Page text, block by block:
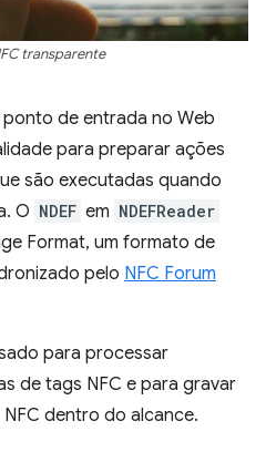
transparente
ponto de entrada no Web
para preparar ações
são executadas quando
O NDEF em NDEFReader
Format, um formato de
pelo NFC Forum
para processar
de tags NFC e para gravar
dentro do alcance.